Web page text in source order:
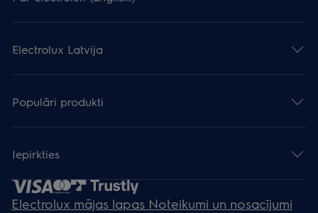
Electrolux Latvija
Populāri produkti
Iepirkties
Electrolux mājas lapas Noteikumi un nosacījumi